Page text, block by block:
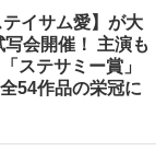
テイサム愛】が大
会開催！ 主演も
ステサミー賞」
54作品の栄冠に